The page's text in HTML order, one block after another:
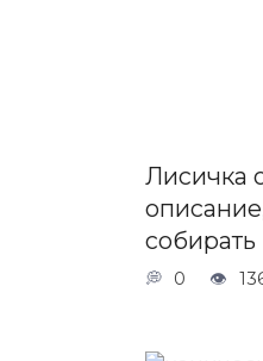
Лисичка
собирать
0